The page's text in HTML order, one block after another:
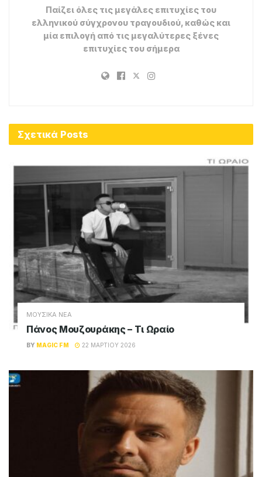
Παίζει όλες τις μεγάλες επιτυχίες του
ελληνικού σύγχρονου τραγουδιού, καθώς και
μία επιλογή από τις μεγαλύτερες ξένες
επιτυχίες του σήμερα
Σχετικά Posts
ΜΟΥΣΙΚΑ ΝΕΑ
Πάνος Μουζουράκης – Τι Ωραίο
BY MAGIC FM 22 ΜΑΡΤΊΟΥ 2026